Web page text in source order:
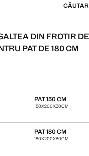
DIN FROTIR DE
PAT DE 180 CM
LEI ]
PAT 150 CM
150X200X30CM
PAT 180 CM
180X200X30CM